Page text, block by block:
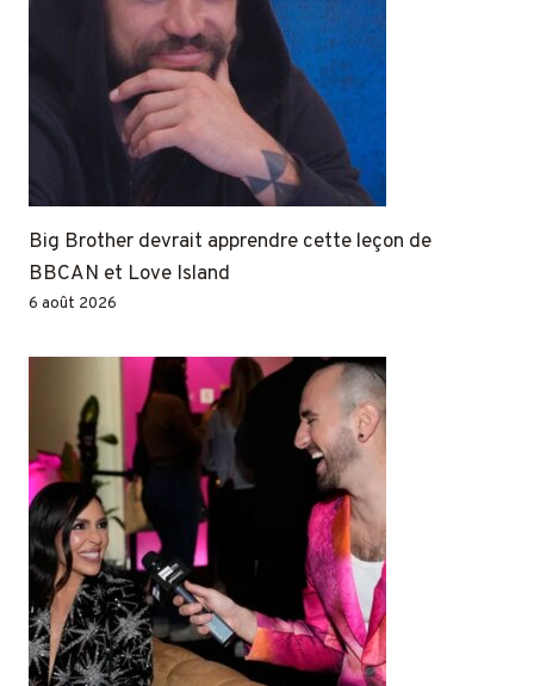
Big Brother devrait apprendre cette leçon de
BBCAN et Love Island
6 août 2026